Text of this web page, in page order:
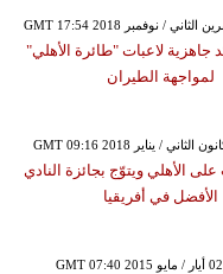
جاهزية لاعبات "طائرة الأهلي"
لمواجهة الطيران
على الأهلي ويتوّج بجائزة النادي
الأفضل في أفريقيا